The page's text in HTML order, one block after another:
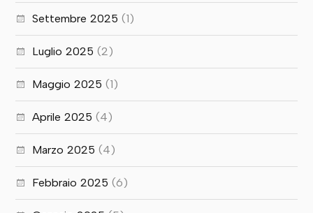
Settembre 2025 (1)
Luglio 2025 (2)
Maggio 2025 (1)
Aprile 2025 (4)
Marzo 2025 (4)
Febbraio 2025 (6)